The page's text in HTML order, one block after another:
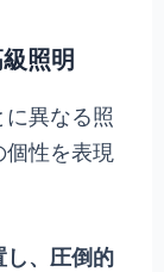
照明
異なる照
個性を表現
し、圧倒的